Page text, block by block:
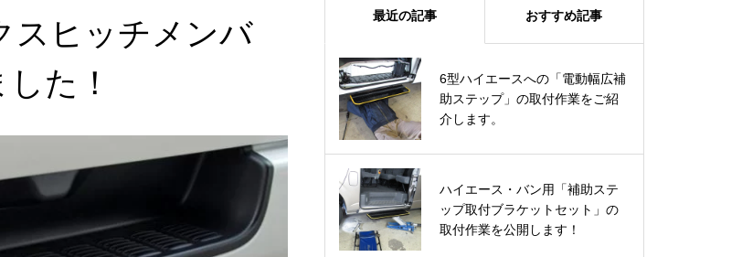
客様に納車しました♪
「Suai 2」をセットアップ！
イタリア Aria Wheels「1.0 M
g」が日本に初上陸！
2011（帯広Day
アシストグリップ取付の模様を赤
ハイエース200系 車いすリフト架
特集記事
イタリア Aria Wheels「1.0 Mg」
が日本に初上陸！
イタリア Aria Wheels「1.0 Mg」
と一緒に出かけてみました♪
スヒッチメンバ
た！
最近の記事 おすすめ記事
6型ハイエースへの「電動幅広補
助ステップ」の取付作業をご紹
介します。
ハイエース・バン用「補助ステ
ップ取付ブラケットセット」の
取付作業を公開します！
ハイエース200系 車いすリフト
移設作業
イフのハイエースにレカロ LX-F
シートを装着♪